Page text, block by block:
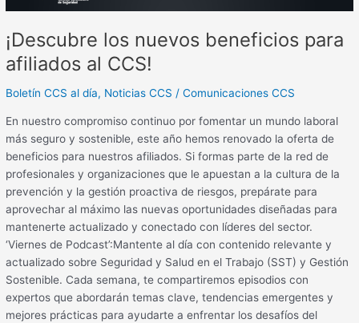
¡Descubre los nuevos beneficios para
afiliados al CCS!
Boletín CCS al día, Noticias CCS /Comunicaciones CCS
En nuestro compromiso continuo por fomentar un mundo laboral
más seguro y sostenible, este año hemos renovado la oferta de
beneficios para nuestros afiliados. Si formas parte de la red de
profesionales y organizaciones que le apuestan a la cultura de la
prevención y la gestión proactiva de riesgos, prepárate para
aprovechar al máximo las nuevas oportunidades diseñadas para
mantenerte actualizado y conectado con líderes del sector.
‘Viernes de Podcast’:Mantente al día con contenido relevante y
actualizado sobre Seguridad y Salud en el Trabajo (SST) y Gestión
Sostenible. Cada semana, te compartiremos episodios con
expertos que abordarán temas clave, tendencias emergentes y
mejores prácticas para ayudarte a enfrentar los desafíos del